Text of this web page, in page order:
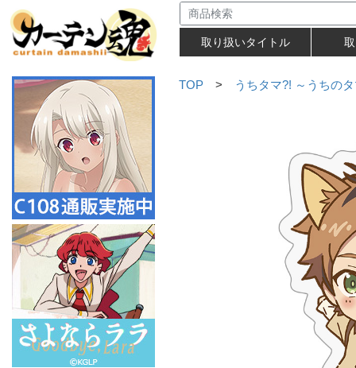
取り扱いタイトル
TOP > うちタマ?! ～うちの